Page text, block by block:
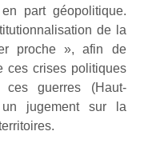
part géopolitique.
de la
proche », afin de
ces crises politiques
ces guerres (Haut-
un jugement sur la